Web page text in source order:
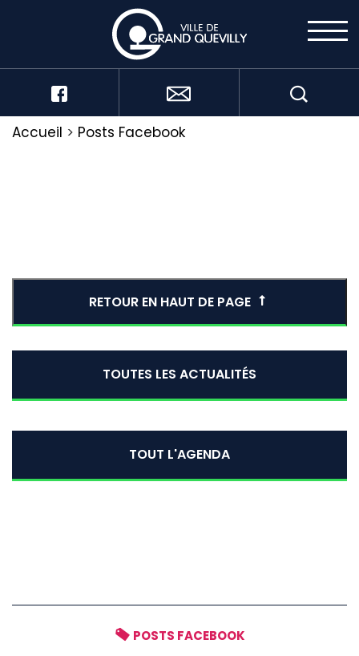
Accueil > Posts Facebook
RETOUR EN HAUT DE PAGE
TOUTES LES ACTUALITÉS
TOUT L'AGENDA
POSTS FACEBOOK